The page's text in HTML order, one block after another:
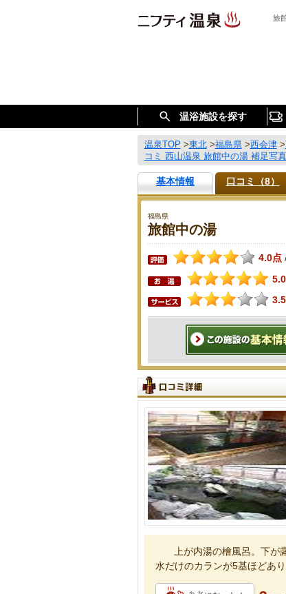
旅
温浴施設を探す
温泉TOP >東北>福島県>西会津>
コミ 西山温泉 旅館中の湯 補足写真
基本情報 口コミ（8）
福島県
旅館中の湯
4.0点
上が内湯の檜風呂。下が
水だけのカランが5基ほどあ